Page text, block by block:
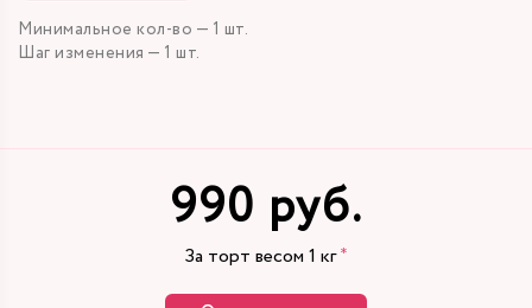
Минимальное кол-во — 1 шт.
Шаг изменения — 1 шт.
990 руб.
За торт весом 1 кг